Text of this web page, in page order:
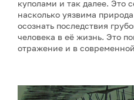
куполами и так далее. Это
насколько уязвима
осознать последствия
человека в её жизнь. Это
отражение и в